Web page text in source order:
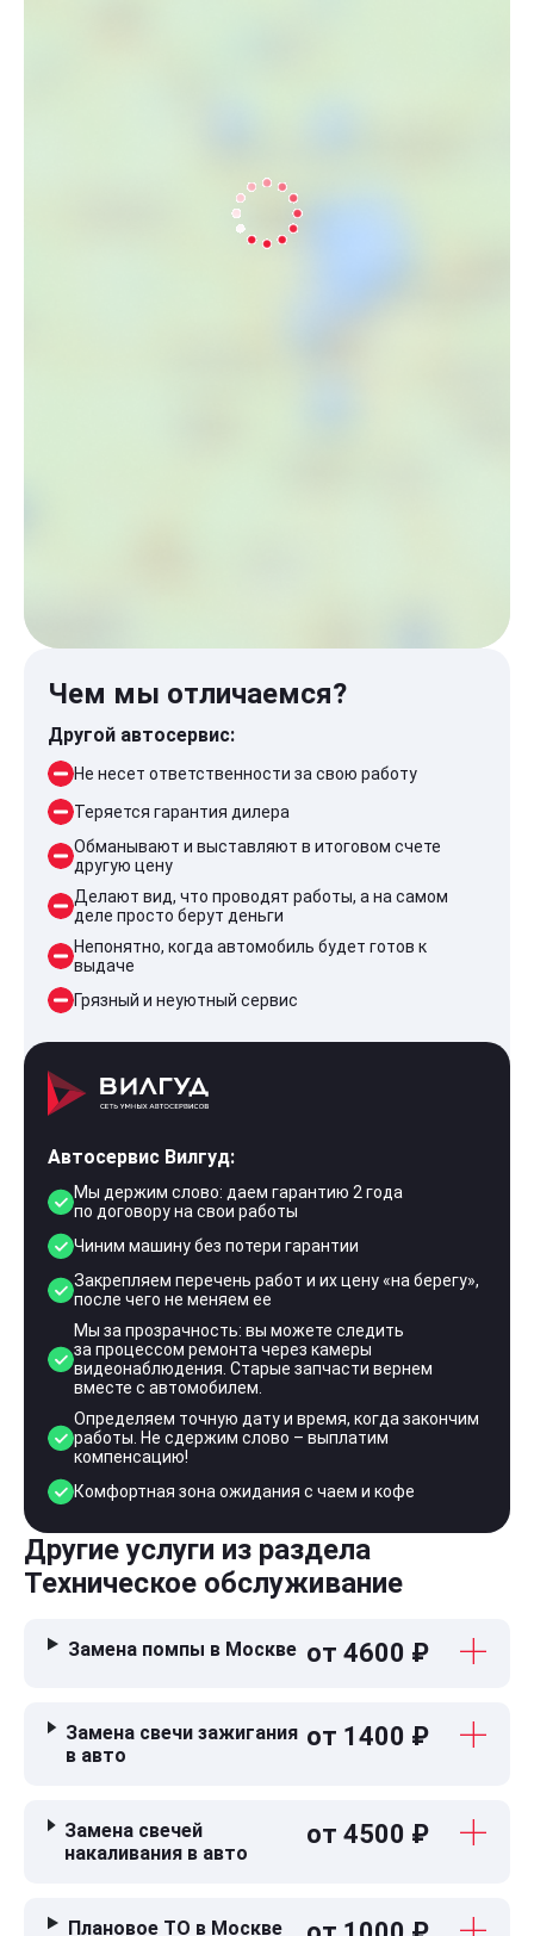
Чем мы отличаемся?
Другой автосервис:
Не несет ответственности за свою работу
Теряется гарантия дилера
Обманывают и выставляют в итоговом счете
другую цену
Делают вид, что проводят работы, а на самом
деле просто берут деньги
Непонятно, когда автомобиль будет готов к
выдаче
Грязный и неуютный сервис
Автосервис Вилгуд:
Мы держим слово: даем гарантию 2 года
по договору на свои работы
Чиним машину без потери гарантии
Закрепляем перечень работ и их цену «на берегу»,
после чего не меняем ее
Мы за прозрачность: вы можете следить
за процессом ремонта через камеры
видеонаблюдения. Старые запчасти вернем
вместе с автомобилем.
Определяем точную дату и время, когда закончим
работы. Не сдержим слово – выплатим
компенсацию!
Комфортная зона ожидания с чаем и кофе
Другие услуги из раздела
Техническое обслуживание
Замена помпы в Москве от 4600 ₽
Замена свечи зажигания
в авто
от 1400 ₽
Замена свечей
накаливания в авто
от 4500 ₽
Плановое ТО в Москве